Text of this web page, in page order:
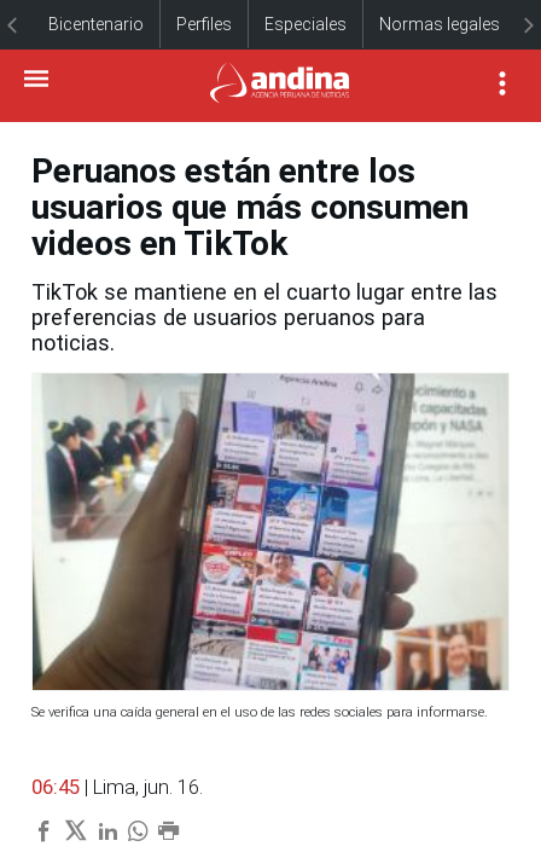
Bicentenario Perfiles Especiales Normas legales
Peruanos están entre los
usuarios que más consumen
videos en TikTok
TikTok se mantiene en el cuarto lugar entre las
preferencias de usuarios peruanos para
noticias.
Se verifica una caída general en el uso de las redes sociales para informarse.
06:45 | Lima, jun. 16.